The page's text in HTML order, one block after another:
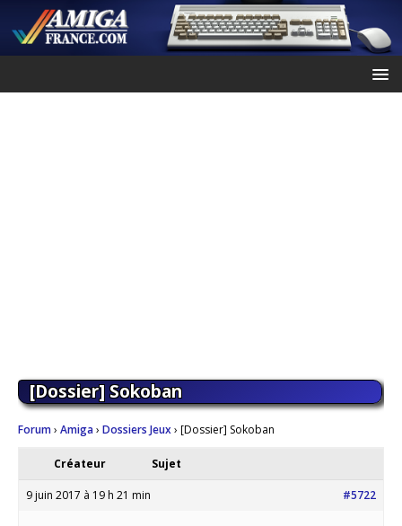
[Dossier] Sokoban
Forum› Amiga› Dossiers Jeux› [Dossier] Sokoban
Créateur Sujet
9 juin 2017 à 19 h 21 min #5722